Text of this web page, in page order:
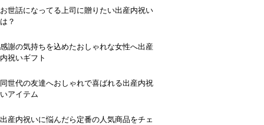
お世話になってる上司に贈りたい出産内祝い
は？
感謝の気持ちを込めたおしゃれな女性へ出産
内祝いギフト
同世代の友達へおしゃれで喜ばれる出産内祝
いアイテム
出産内祝いに悩んだら定番の人気商品をチェ